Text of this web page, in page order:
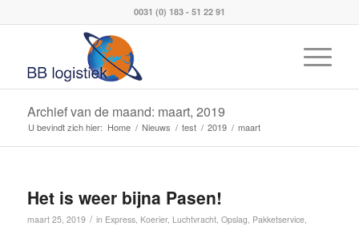
0031 (0) 183 - 51 22 91
Archief van de maand: maart, 2019
U bevindt zich hier: Home / Nieuws / test / 2019 / maart
Het is weer bijna Pasen!
maart 25, 2019 / in Express, Koerier, Luchtvracht, Opslag, Pakketservice,